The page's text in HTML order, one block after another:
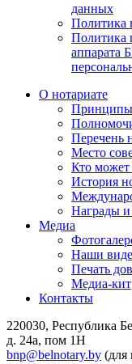
данных
Политика
Политика
аппарата
О нотариате
Принципы
Перечень
Место
Кто может
История
Награды
Медиа
Наши
Печать
Медиа-кит
Контакты
220030, Республика
д. 24а, пом 1Н
bnp@belnotary.by (для